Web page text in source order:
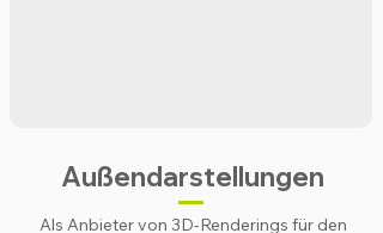
Außendarstellungen
Als Anbieter von 3D-Renderings für den